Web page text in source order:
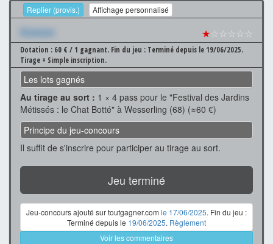
Replier (provis.) Affichage personnalisé
Xxxxxxx ★☆☆☆☆☆
Dotation : 60 € / 1 gagnant. Fin du jeu : Terminé depuis le 19/06/2025.
Tirage + Simple inscription.
Les lots gagnés
Au tirage au sort : 1 × 4 pass pour le "Festival des Jardins
Métissés : le Chat Botté" à Wesserling (68) (≈60 €)
Principe du jeu-concours
Il suffit de s'inscrire pour participer au tirage au sort.
Jeu terminé
Jeu-concours ajouté sur toutgagner.com le 17/06/2025. Fin du jeu :
Terminé depuis le 19/06/2025. Règlement
Voir les commentaires